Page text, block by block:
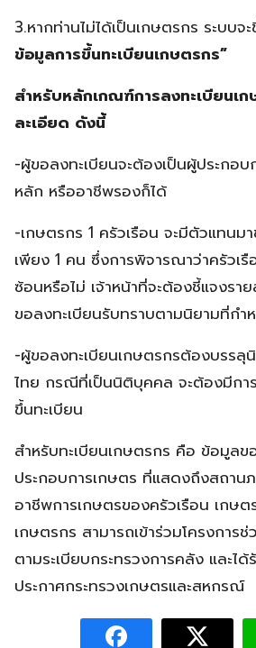
3.หากท่านไม่ได้เป็นเกษตรกร ระบบจ
ข้อมูลการขึ้นทะเบียนเกษตรกร”
สำหรับหลักเกณฑ์การลงทะเบียนเ
ละเอียด ดังนี้
-ผู้ขอลงทะเบียนจะต้องเป็นผู้ประกอ
หลัก หรืออาชีพรองก็ได้
-เกษตรกร 1 ครัวเรือน จะมีตัวแทนม
เพียง 1 คน ซึ่งการพิจารณาว่าครัวเรื
ซ้อนหรือไม่ เจ้าหน้าที่จะต้องชี้แจงรา
ขอลงทะเบียนรับทราบตามนิยามที่กำ
-ผู้ขอลงทะเบียนเกษตรกรต้องบรรลุ
ไทย กรณีที่เป็นนิติบุคคล จะต้องมีกา
ขึ้นทะเบียน
สำหรับทะเบียนเกษตรกร คือ ข้อมูลข
ประกอบการเกษตร ที่แสดงถึงสถาน
อาชีพการเกษตรของครัวเรือน เกษต
เกษตรกร สามารถเข้าร่วมโครงการ
ตามระเบียบกระทรวงการคลัง และไ
ประกาศกระทรวงเกษตรและสหกรณ์